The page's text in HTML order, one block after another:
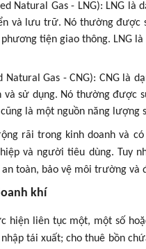
Natural Gas - LNG): LNG
và lưu trữ. Nó thường
tiện giao thông. LNG
Natural Gas - CNG): CNG là
và sử dụng. Nó thường
là một nguồn năng
rãi trong kinh doanh và
và người tiêu dùng. Tuy
toàn, bảo vệ môi trường và
khí
hiện liên tục một, một số
tái xuất; cho thuê bồn